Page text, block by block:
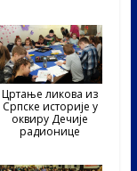
Цртање ликова из
Српске историје у
оквиру Дечије
радионице